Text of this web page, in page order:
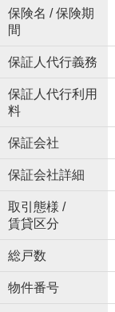
保険名 / 保険期
間
保証人代行義務
保証人代行利用
料
保証会社
保証会社詳細
取引態様 /
賃貸区分
総戸数
物件番号